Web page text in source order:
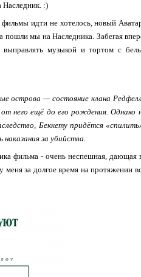
Наследник. :)
идти не хотелось, новый
мы на Наследника. Забегая
выправлять музыкой и тортом с
острова — состояние клана
него ещё до его рождения.
Беккету придётся
за убийства.
фильма - очень неспешная, дающая
за долгое время на протяжении